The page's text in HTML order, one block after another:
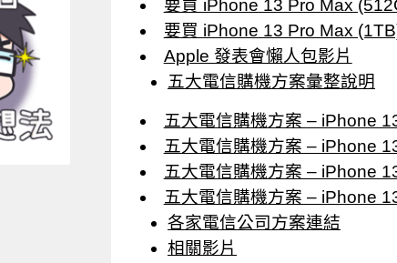
要買 iPhone 13 Pro Max
要買 iPhone 13 Pro Max
Apple 發表會懶人包影片
五大電信購機方案彙整說明
五大電信購機方案 – iPhone
五大電信購機方案 – iPhone
五大電信購機方案 – iPhone
五大電信購機方案 – iPhone
各家電信公司方案連結
相關影片